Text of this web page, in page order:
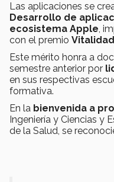
Las aplicaciones se
Desarrollo de
ecosistema Apple,
con el premio
Este mérito honra a
semestre anterior por
en sus respectivas
formativa.
En la bienvenida a
Ingeniería y Ciencias y
de la Salud, se